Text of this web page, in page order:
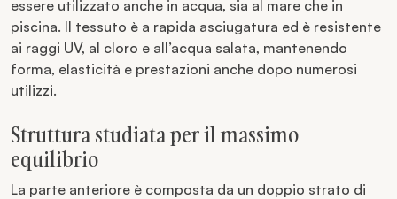
essere utilizzato anche in acqua, sia al mare che in
piscina. Il tessuto è a rapida asciugatura ed è resistente
ai raggi UV, al cloro e all’acqua salata, mantenendo
forma, elasticità e prestazioni anche dopo numerosi
utilizzi.
Struttura studiata per il massimo
equilibrio
La parte anteriore è composta da un doppio strato di